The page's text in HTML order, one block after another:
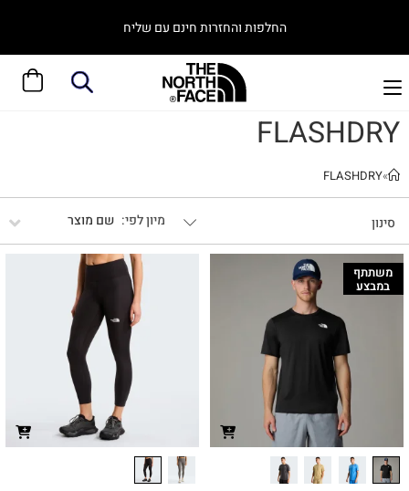
החלפות והחזרות חינם עם שליח
FLASHDRY
»
FLASHDRY
סינון שם מוצר
משתתף
במבצע